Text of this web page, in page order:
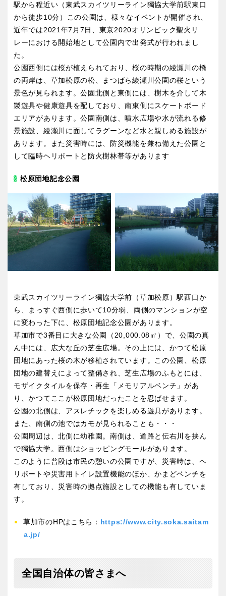
駅から程近い（東武スカイツリーライン獨協大学前駅東口
から徒歩10分）この公園は、様々なイベントが開催され、
近年では2021年7月7日、東京2020オリンピック聖火リ
レーにおける開始地として公園内で出発式が行われまし
た。
公園西側には桜が植えられており、桜の時期の綾瀬川の橋
の両岸は、草加松原の松、まつばら綾瀬川公園の桜という
景色が見られます。公園北側と東側には、樹木を介して木
製遊具や健康遊具を配しており、南東側にスケートボード
エリアがあります。公園南側は、噴水広場や水が流れる修
景施設、綾瀬川に面してラグーンなど水と親しめる施設が
あります。また災害時には、防災機能を兼ね備えた公園と
して臨時ヘリポートと防火樹林帯等があります
松原団地記念公園
東武スカイツリーライン獨協大学前（草加松原）駅西口か
ら、まっすぐ西側に歩いて10分弱、両側のマンションが空
に変わった下に、松原団地記念公園があります。
草加市で3番目に大きな公園（20,000.08㎡）で、公園の真
ん中には、広大な丘の芝生広場。その上には、かつて松原
団地にあった桜の木が移植されています。この公園、松原
団地の建替えによって整備され、芝生広場のふもとには、
モザイクタイルを保存・再生「メモリアルベンチ」があ
り、かつてここが松原団地だったことを忍ばせます。
公園の北側は、アスレチックを楽しめる遊具があります。
また、南側の池ではカモが見られることも・・・
公園周辺は、北側に幼稚園。南側は、道路と伝右川を挟ん
で獨協大学。西側はショッピングモールがあります。
このように普段は市民の憩いの公園ですが、災害時は、ヘ
リポートや災害用トイレ設置機能のほか、かまどベンチを
有しており、災害時の拠点施設としての機能も有していま
す。
草加市のHPはこちら： https://www.city.soka.saitam
a.jp/
全国自治体の皆さまへ